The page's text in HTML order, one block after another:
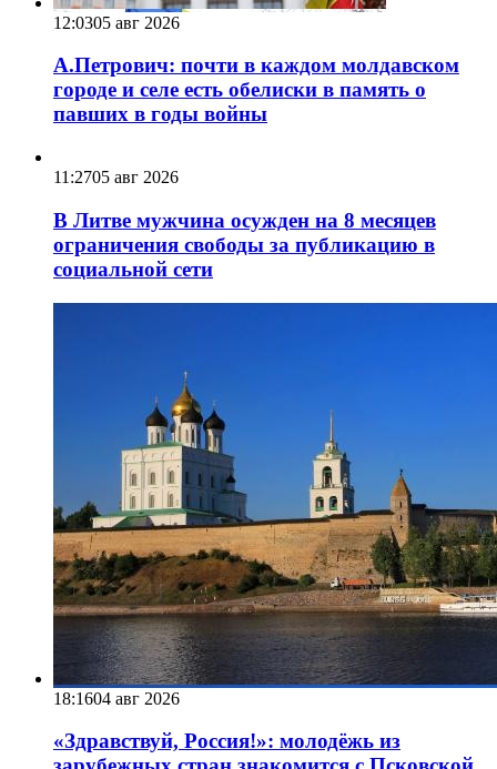
12:0305 авг 2026
А.Петрович: почти в каждом молдавском
городе и селе есть обелиски в память о
павших в годы войны
11:2705 авг 2026
В Литве мужчина осужден на 8 месяцев
ограничения свободы за публикацию в
социальной сети
18:1604 авг 2026
«Здравствуй, Россия!»: молодёжь из